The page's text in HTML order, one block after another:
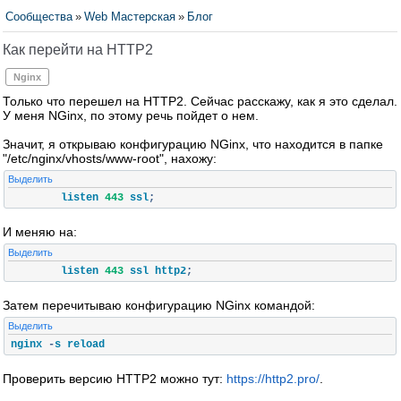
Сообщества » Web Мастерская » Блог
Как перейти на HTTP2
Nginx
Только что перешел на HTTP2. Сейчас расскажу, как я это сделал.
У меня NGinx, по этому речь пойдет о нем.
Значит, я открываю конфигурацию NGinx, что находится в папке
"/etc/nginx/vhosts/www-root", нахожу:
Выделить
	listen
443 ssl;
И меняю на:
Выделить
	listen
443 ssl http2;
Затем перечитываю конфигурацию NGinx командой:
Выделить
nginx -s reload
Проверить версию HTTP2 можно тут: https://http2.pro/